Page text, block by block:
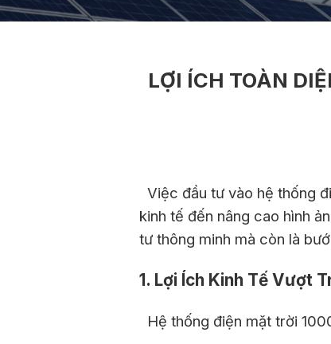
LỢI ÍCH TOÀN
Việc đầu tư vào hệ thống
kinh tế đến nâng cao hình
tư thông minh mà còn là
1. Lợi Ích Kinh Tế Vượt
Hệ thống điện mặt trời